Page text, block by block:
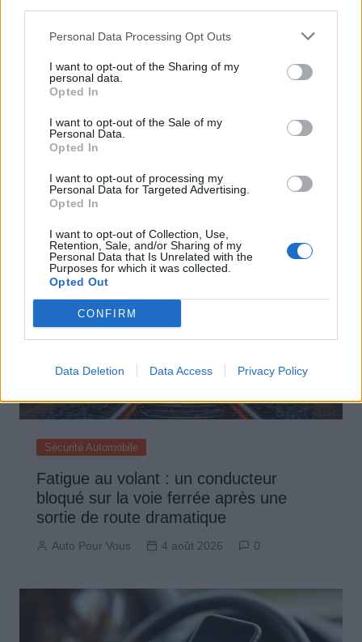
Personal Data Processing Opt Outs
I want to opt-out of the Sharing of my
personal data.
Opted In
I want to opt-out of the Sale of my
Personal Data.
Opted In
I want to opt-out of processing my
Personal Data for Targeted Advertising.
Opted In
I want to opt-out of Collection, Use,
Retention, Sale, and/or Sharing of my
Personal Data that Is Unrelated with the
Purposes for which it was collected.
Opted Out
CONFIRM
Data Deletion Data Access Privacy Policy
Catalogne lance un radar IA qui traque
Auto Pour Vous 4 août 2026
Sécurité Automobile
Fatigue au volant : un conducteur
bloqué sur la voie ferrée après une
sortie de route dramatique
Auto Pour Vous 4 août 2026 0